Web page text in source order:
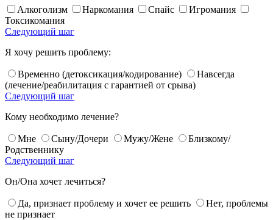
Алкоголизм Наркомания Спайс
Игромания
Токсикомания
Следующий шаг
Я хочу решить проблему:
Временно (детоксикация/кодирование)
Навсегда
(лечение/реабилитация с гарантией от срыва)
Следующий шаг
Кому необходимо лечение?
Мне Сыну/Дочери Мужу/Жене
Близкому/
Родственнику
Следующий шаг
Он/Она хочет лечиться?
Да, признает проблему и хочет ее решить
Нет, проблемы
не признает